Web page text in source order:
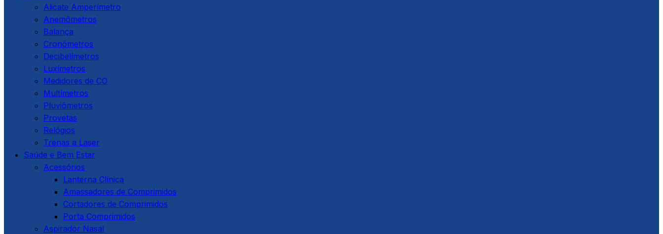
Alicate Amperímetro
Anemômetros
Balança
Cronômetros
Decibelímetros
Luxímetros
Medidores de CO
Multímetros
Pluviômetros
Provetas
Relógios
Trenas a Laser
Saúde e Bem Estar
Acessórios
Lanterna Clínica
Amassadores de Comprimidos
Cortadores de Comprimidos
Porta Comprimidos
Aspirador Nasal